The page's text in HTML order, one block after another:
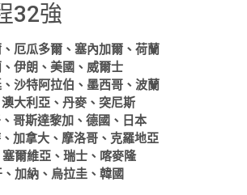
32強
厄瓜多爾、塞內加爾、荷蘭
伊朗、美國、威爾士
沙特阿拉伯、墨西哥、波蘭
大利亞、丹麥、突尼斯
哥斯達黎加、德國、日本
加拿大、摩洛哥、克羅地亞
爾維亞、瑞士、喀麥隆
加納、烏拉圭、韓國